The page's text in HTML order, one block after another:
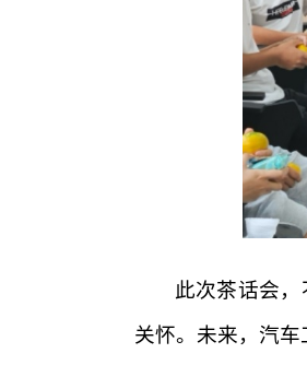
此次茶话会
关怀。未来，汽